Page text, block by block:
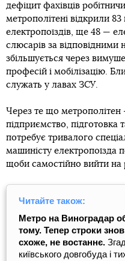
дефіцит фахівців
метрополітені відкрили 83
електропоїздів, ще 48 —
слюсарів за відповідними
збільшується через
професій і мобілізацію.
служать у лавах ЗСУ.
Через те що
підприємство, підготовка
потребує тривалого
машиністу електропоїзда
щоби самостійно вийти на
Читайте також:
Метро на Виноградар
тому. Тепер строки
схоже, не востаннє.
київського довгобуда і